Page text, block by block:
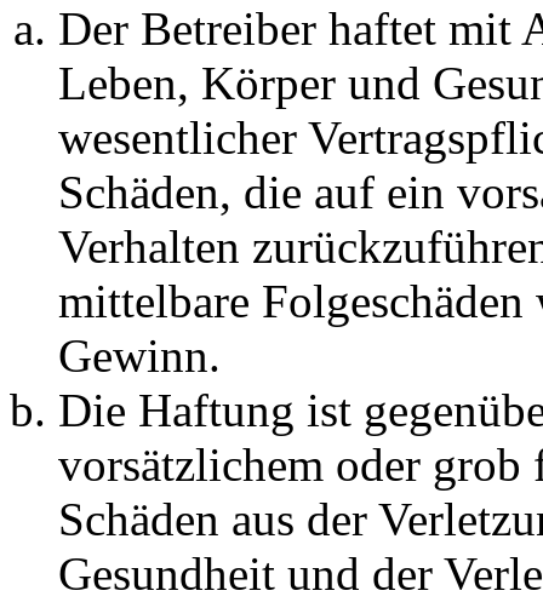
Der Betreiber haftet mit
Leben, Körper und
wesentlicher
Schäden, die auf ein
Verhalten
mittelbare Folgeschäden
Gewinn.
Die Haftung ist
vorsätzlichem oder grob
Schäden aus der
Gesundheit und der